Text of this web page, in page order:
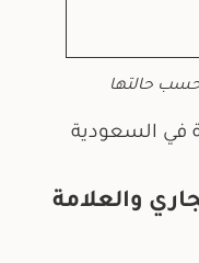
حسب حالتها
والعلامة